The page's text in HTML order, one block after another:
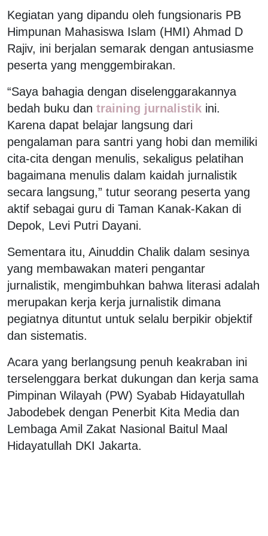
Kegiatan yang dipandu oleh fungsionaris PB
Himpunan Mahasiswa Islam (HMI) Ahmad D
Rajiv, ini berjalan semarak dengan antusiasme
peserta yang menggembirakan.
“Saya bahagia dengan diselenggarakannya
bedah buku dan training jurnalistik ini.
Karena dapat belajar langsung dari
pengalaman para santri yang hobi dan memiliki
cita-cita dengan menulis, sekaligus pelatihan
bagaimana menulis dalam kaidah jurnalistik
secara langsung,” tutur seorang peserta yang
aktif sebagai guru di Taman Kanak-Kakan di
Depok, Levi Putri Dayani.
Sementara itu, Ainuddin Chalik dalam sesinya
yang membawakan materi pengantar
jurnalistik, mengimbuhkan bahwa literasi adalah
merupakan kerja kerja jurnalistik dimana
pegiatnya dituntut untuk selalu berpikir objektif
dan sistematis.
Acara yang berlangsung penuh keakraban ini
terselenggara berkat dukungan dan kerja sama
Pimpinan Wilayah (PW) Syabab Hidayatullah
Jabodebek dengan Penerbit Kita Media dan
Lembaga Amil Zakat Nasional Baitul Maal
Hidayatullah DKI Jakarta.